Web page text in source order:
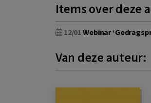
Items over deze
12/01 Webinar
Van deze auteur: